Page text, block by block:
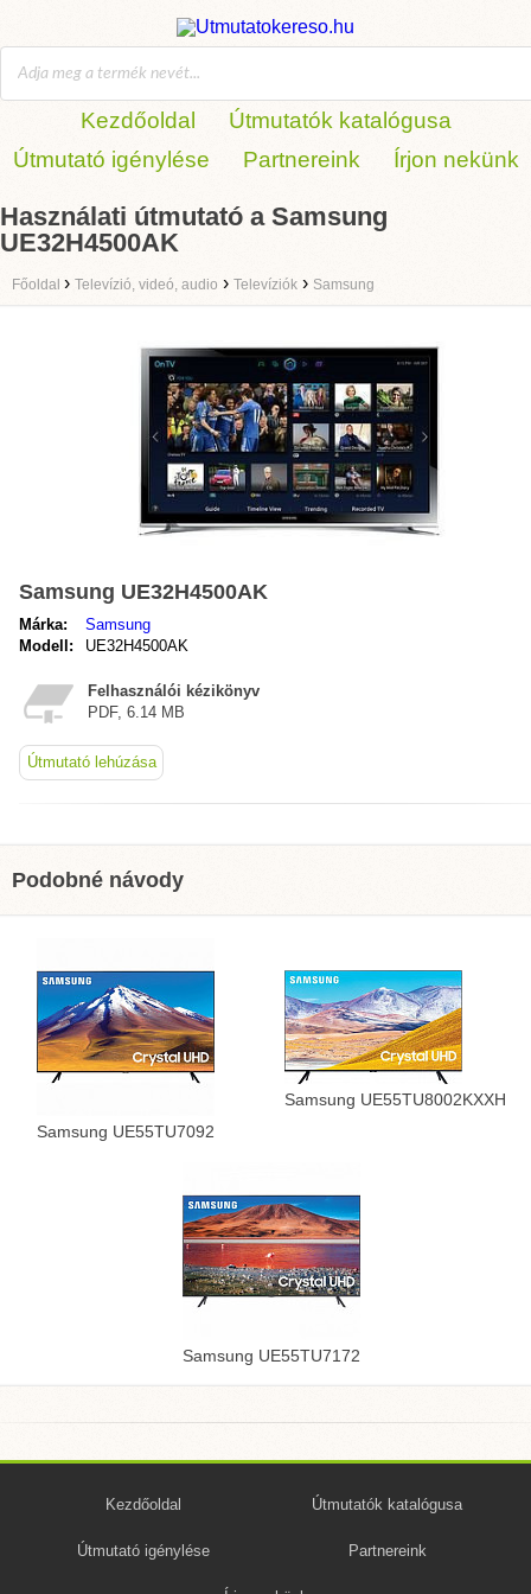
Kezdőoldal
Útmutatók katalógusa
Útmutató igénylése
Partnereink Írjon nekünk
Használati útmutató a Samsung
UE32H4500AK
Főoldal › Televízió, videó, audio › Televíziók › Samsung
Samsung UE32H4500AK
Márka:
Samsung
Modell:
UE32H4500AK
Felhasználói kézikönyv
PDF, 6.14 MB
Útmutató lehúzása
Podobné návody
Samsung UE55TU7092
Samsung UE55TU8002KXXH
Samsung UE55TU7172
Kezdőoldal Útmutatók katalógusa
Útmutató igénylése Partnereink